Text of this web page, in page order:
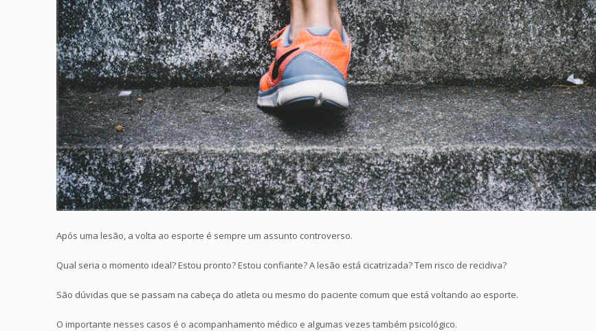
Após uma lesão, a volta ao esporte é sempre um assunto controverso.
Qual seria o momento ideal? Estou pronto? Estou confiante? A lesão está cicatrizada? Tem risco de recidiva?
São dúvidas que se passam na cabeça do atleta ou mesmo do paciente comum que está voltando ao esporte.
O importante nesses casos é o acompanhamento médico e algumas vezes também psicológico.